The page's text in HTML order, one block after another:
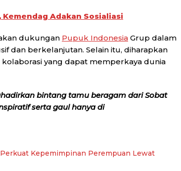
Kemendag Adakan Sosialiasi
dukungan Pupuk Indonesia Grup dalam
dan berkelanjutan. Selain itu, diharapkan
yang dapat memperkaya dunia
bintang tamu beragam dari Sobat
serta gaul hanya di
Kepemimpinan Perempuan Lewat